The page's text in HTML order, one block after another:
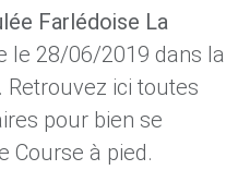
Farlédoise La
le 28/06/2019 dans la
Retrouvez ici toutes
pour bien se
Course à pied.